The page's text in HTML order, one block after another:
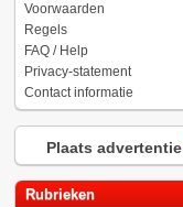
Voorwaarden
Regels
FAQ / Help
Privacy-statement
Contact informatie
Plaats advertentie
Rubrieken